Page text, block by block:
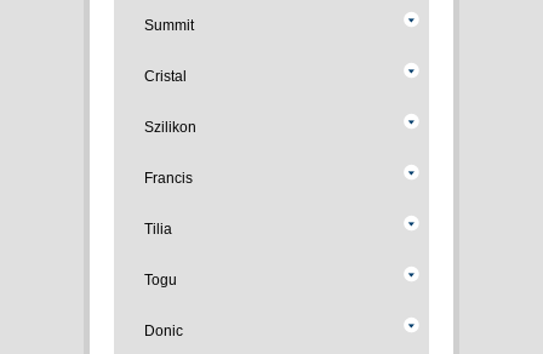
Summit
Cristal
Szilikon
Francis
Tilia
Togu
Donic